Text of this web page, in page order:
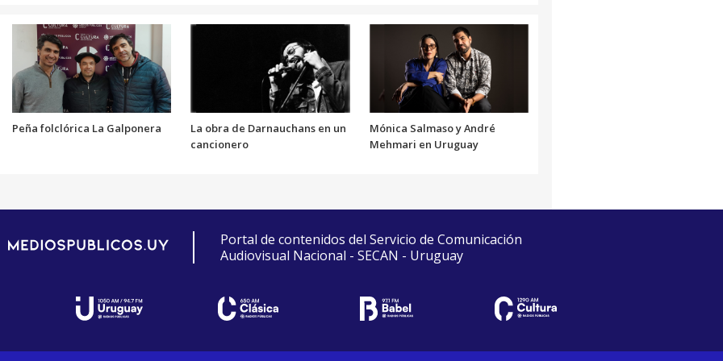
Peña folclórica La Galponera
La obra de Darnauchans en un
cancionero
Mónica Salmaso y André
Mehmari en Uruguay
Portal de contenidos del Servicio de Comunicación
Audiovisual Nacional - SECAN - Uruguay